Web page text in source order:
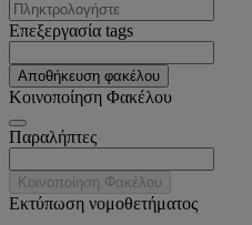
Επεξεργασία tags
Αποθήκευση φακέλου
Κοινοποίηση Φακέλου
Παραλήπτες
Κοινοποίηση Φακέλου
Εκτύπωση νομοθετήματος